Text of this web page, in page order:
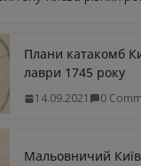
Плани катакомб
лаври 1745 року
14.09.2021 0
Мальовничий